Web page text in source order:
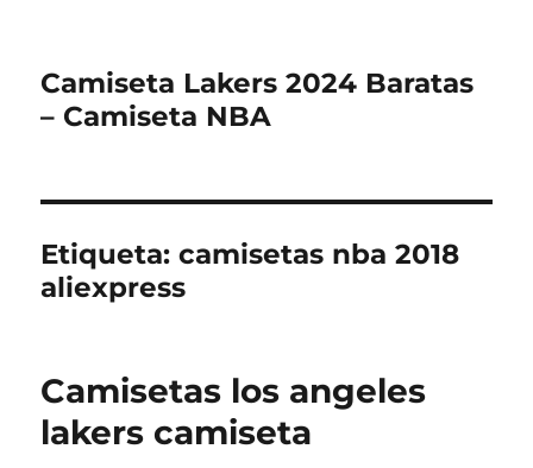
Camiseta Lakers 2024 Baratas
– Camiseta NBA
Etiqueta:camisetas nba 2018
aliexpress
Camisetas los angeles
lakers camiseta